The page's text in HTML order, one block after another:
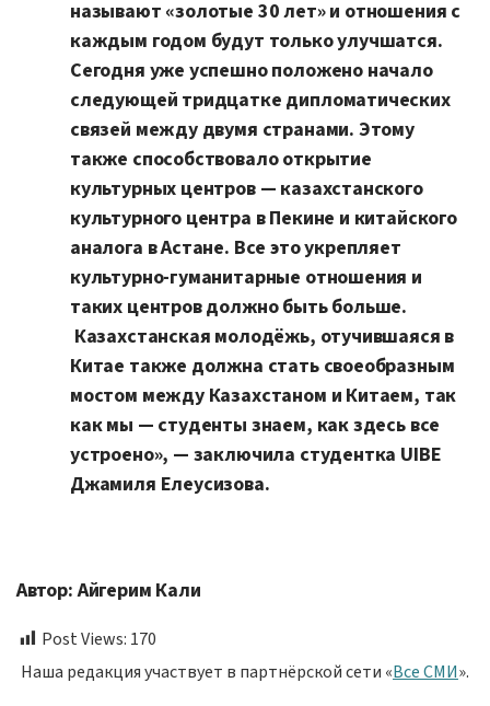
называют «золотые 30 лет» и отношения с
каждым годом будут только улучшатся.
Сегодня уже успешно положено начало
следующей тридцатке дипломатических
связей между двумя странами. Этому
также способствовало открытие
культурных центров — казахстанского
культурного центра в Пекине и китайского
аналога в Астане. Все это укрепляет
культурно-гуманитарные отношения и
таких центров должно быть больше.
Казахстанская молодёжь, отучившаяся в
Китае также должна стать своеобразным
мостом между Казахстаном и Китаем, так
как мы — студенты знаем, как здесь все
устроено», — заключила студентка UIBE
Джамиля Елеусизова.
Автор: Айгерим Кали
Post Views: 170
Наша редакция участвует в партнёрской сети «Все СМИ».